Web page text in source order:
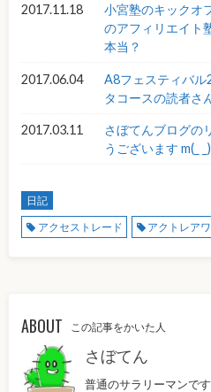
2017.11.18
小宮塾のキックオ
のアフィリエイト
本当？
2017.06.04
A8フェスティバ
タコースの読者さ
2017.03.11
さぼてんブログの
うございます m(_
日記
アクセストレード
アクトレア
ABOUT この記事をかいた人
さぼてん
普通のサラリーマンで